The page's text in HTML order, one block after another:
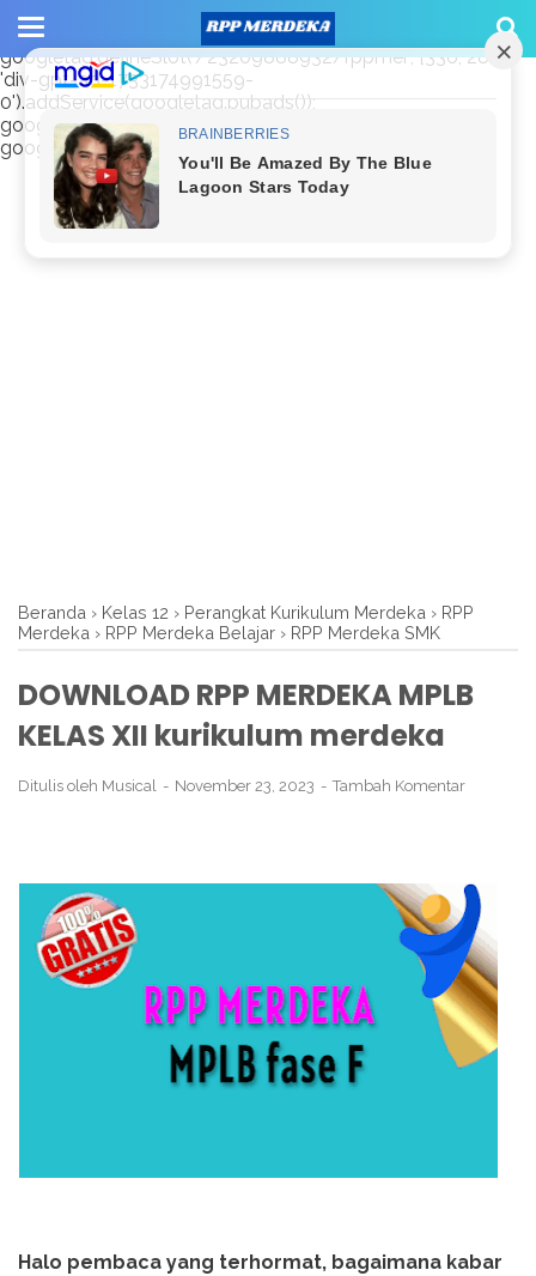
window.googletag = window.googletag || {cmd: []};
googletag.cmd.push(function() {
googletag.defineSlot('/23209888932/rppmer', [336, 280],
'div-gpt-ad-1733174991559-
0').addService(googletag.pubads());
googletag.pubads().enableSingleRequest();
googletag.enableServices(); });
Beranda › Kelas 12 › Perangkat Kurikulum Merdeka › RPP
Merdeka › RPP Merdeka Belajar › RPP Merdeka SMK
DOWNLOAD RPP MERDEKA MPLB
KELAS XII kurikulum merdeka
Ditulis oleh Musical November 23, 2023 Tambah Komentar
Halo pembaca yang terhormat, bagaimana kabar